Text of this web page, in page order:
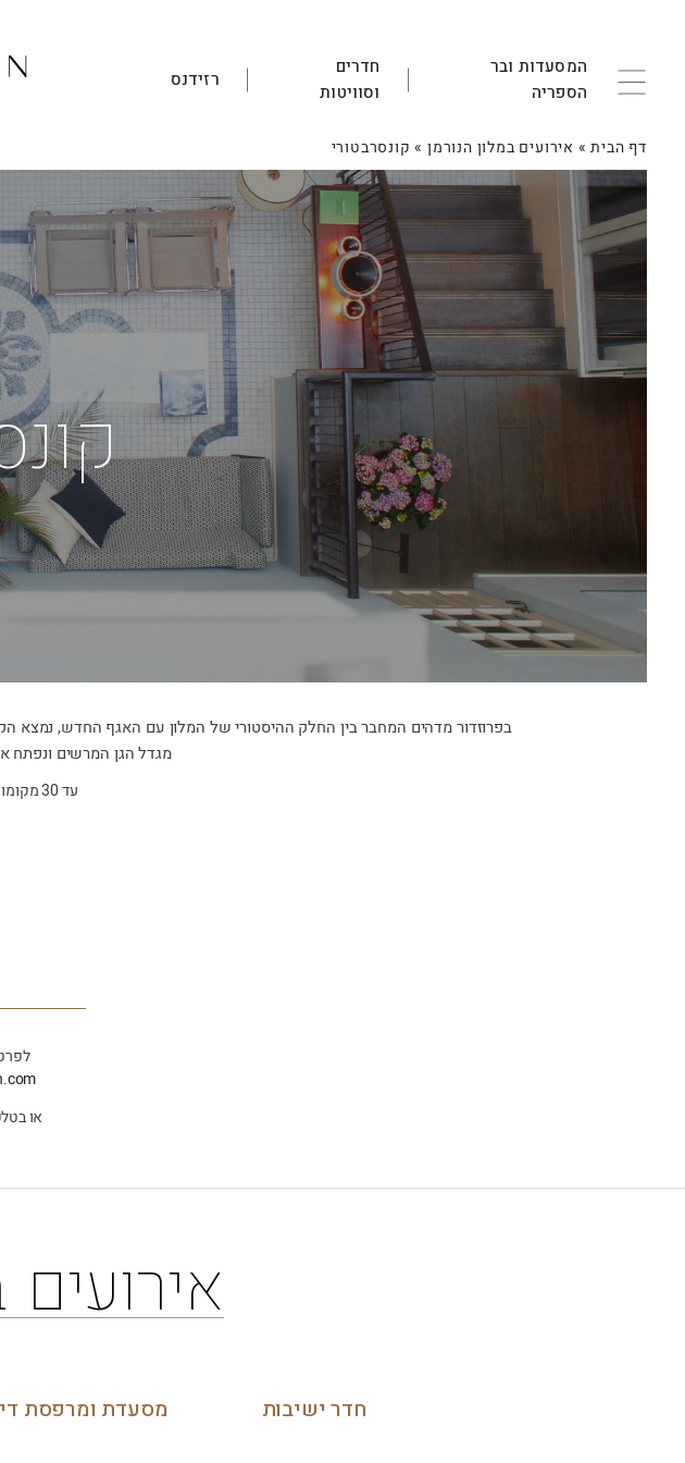
המסעדות ובר
הספריה
חדרים
וסוויטות
רזידנס
דף הבית» אירועים במלון הנורמן » קונסרבטורי
בפרוזדור מדהים המחבר בין החלק ההיסטורי של המלון עם האגף החדש, נמצא
מגדל הגן המרשים ונפתח
עד 30 מקומות ישיבה / 40 מקומות עמידה
או בטלפון 972-3-
אירועים
חדר ישיבות מסעדת ומרפסת